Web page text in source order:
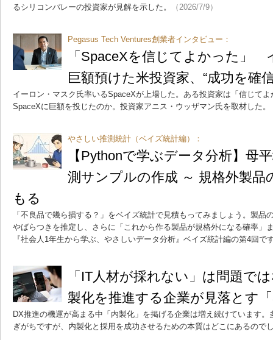
るシリコンバレーの投資家が見解を示した。
（2026/7/9）
Pegasus Tech Ventures創業者インタビュー：
「SpaceXを信じてよかった」
巨額預けた米投資家、“成功を確
イーロン・マスク氏率いるSpaceXが上場した。ある投資家は「信じて
SpaceXに巨額を投じたのか。投資家アニス・ウッザマン氏を取材した。
やさしい推測統計（ベイズ統計編）：
【Pythonで学ぶデータ分析】母
測サンプルの作成 ～ 規格外製品
もる
「不良品で幾ら損する？」をベイズ統計で見積もってみましょう。製品
やばらつきを推定し、さらに「これから作る製品が規格外になる確率」
『社会人1年生から学ぶ、やさしいデータ分析』ベイズ統計編の第4回で
「IT人材が採れない」は問題で
製化を推進する企業が見落とす
DX推進の機運が高まる中「内製化」を掲げる企業は増え続けています
ぎがちですが、内製化と採用を成功させるための本質はどこにあるので